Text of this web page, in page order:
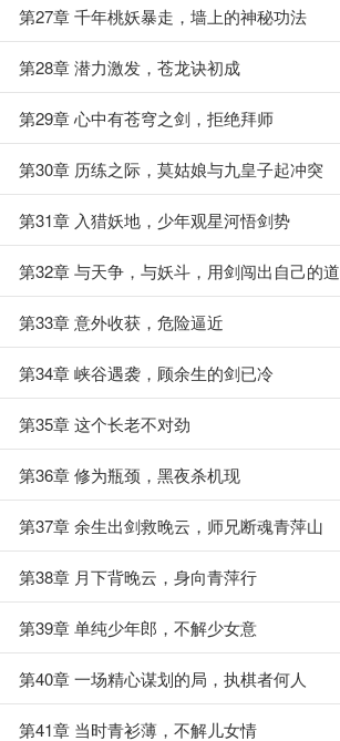
第27章 千年桃妖暴走，墙上的神秘功法
第28章 潜力激发，苍龙诀初成
第29章 心中有苍穹之剑，拒绝拜师
第30章 历练之际，莫姑娘与九皇子起冲突
第31章 入猎妖地，少年观星河悟剑势
第32章 与天争，与妖斗，用剑闯出自己的道
第33章 意外收获，危险逼近
第34章 峡谷遇袭，顾余生的剑已冷
第35章 这个长老不对劲
第36章 修为瓶颈，黑夜杀机现
第37章 余生出剑救晚云，师兄断魂青萍山
第38章 月下背晚云，身向青萍行
第39章 单纯少年郎，不解少女意
第40章 一场精心谋划的局，执棋者何人
第41章 当时青衫薄，不解儿女情